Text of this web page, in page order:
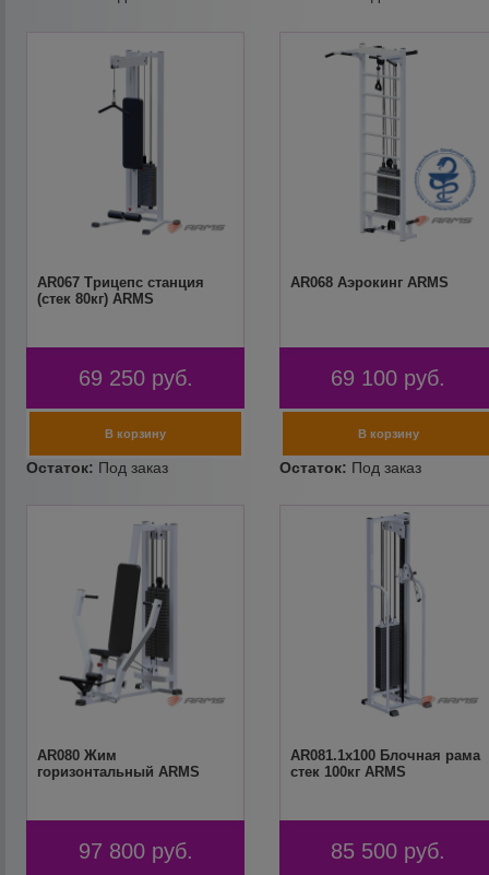
AR067 Трицепс станция
(стек 80кг) ARMS
69 250 руб.
AR068 Аэрокинг ARMS
69 100 руб.
AR080 Жим
горизонтальный ARMS
97 800 руб.
AR081.1х100 Блочная рама
стек 100кг ARMS
85 500 руб.